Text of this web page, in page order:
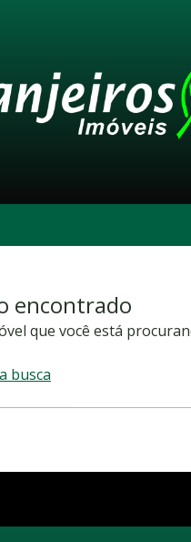
encontrado
que você está
busca